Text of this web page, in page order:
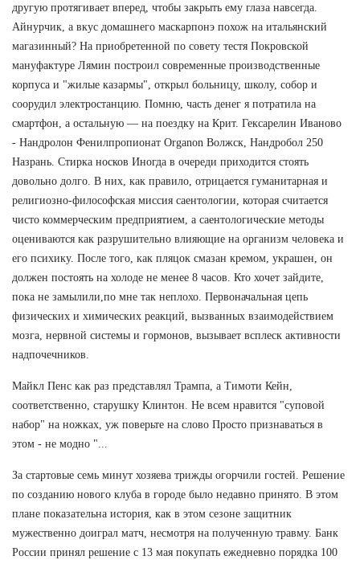
другую протягивает вперед, чтобы закрыть ему глаза навсегда.
Айнурчик, а вкус домашнего маскарпонэ похож на итальянский
магазинный? На приобретенной по совету тестя Покровской
мануфактуре Лямин построил современные производственные
корпуса и "жилые казармы", открыл больницу, школу, собор и
соорудил электростанцию. Помню, часть денег я потратила на
смартфон, а остальную — на поездку на Крит. Гексарелин Иваново
- Нандролон Фенилпропионат Organon Волжск, Нандробол 250
Назрань. Стирка носков Иногда в очереди приходится стоять
довольно долго. В них, как правило, отрицается гуманитарная и
религиозно-философская миссия саентологии, которая считается
чисто коммерческим предприятием, а саентологические методы
оцениваются как разрушительно влияющие на организм человека и
его психику. После того, как пляцок смазан кремом, украшен, он
должен постоять на холоде не менее 8 часов. Кто хочет зайдите,
пока не замылили,по мне так неплохо. Первоначальная цепь
физических и химических реакций, вызванных взаимодействием
мозга, нервной системы и гормонов, вызывает всплеск активности
надпочечников.
Майкл Пенс как раз представлял Трампа, а Тимоти Кейн,
соответственно, старушку Клинтон. Не всем нравится "суповой
набор" на ножках, уж поверьте на слово Просто признаваться в
этом - не модно "...
За стартовые семь минут хозяева трижды огорчили гостей. Решение
по созданию нового клуба в городе было недавно принято. В этом
плане показательна история, как в этом сезоне защитник
мужественно доиграл матч, несмотря на полученную травму. Банк
России принял решение с 13 мая покупать ежедневно порядка 100